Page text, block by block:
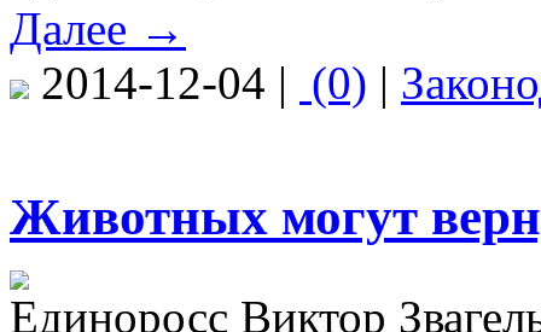
Далее →
2014-12-04 | (0) |
Животных могут
Единоросс Виктор